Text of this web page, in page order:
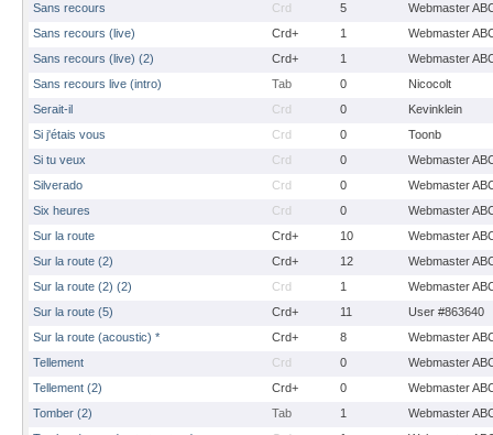
Sans recours
Crd 5
Webmaster
Sans recours (live)
Crd+ 1
Webmaster
Sans recours (live) (2)
Crd+ 1
Webmaster
Sans recours live (intro)
Tab 0
Nicocolt
Serait-il
Crd 0
Kevinklein
Si j'étais vous
Crd 0
Toonb
Si tu veux
Crd 0
Webmaster
Silverado
Crd 0
Webmaster
Six heures
Crd 0
Webmaster
Sur la route
Crd+ 10
Webmaster
Sur la route (2)
Crd+ 12
Webmaster
Sur la route (2) (2)
Crd 1
Webmaster
Sur la route (5)
Crd+ 11
User #863640
Sur la route (acoustic) *
Crd+ 8
Webmaster
Tellement
Crd 0
Webmaster
Tellement (2)
Crd+ 0
Webmaster
Tomber (2)
Tab 1
Webmaster